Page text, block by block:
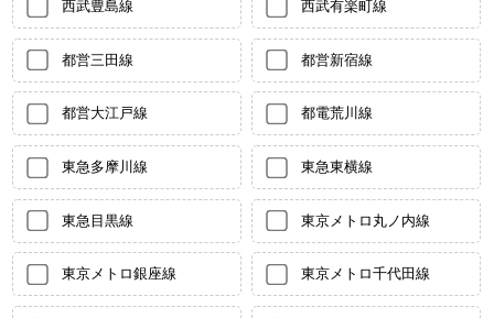
西武豊島線 西武有楽町線
都営三田線 都営新宿線
都営大江戸線 都電荒川線
東急多摩川線 東急東横線
東急目黒線 東京メトロ丸ノ内線
東京メトロ銀座線 東京メトロ千代田線